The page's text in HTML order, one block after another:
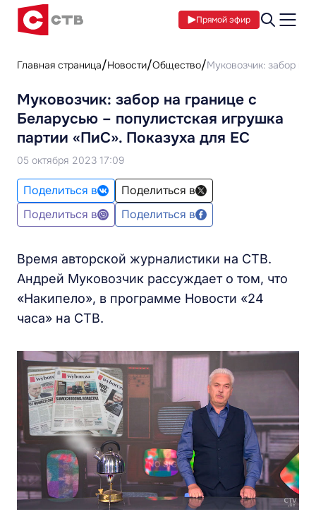
Прямой эфир
Главная страница Новости Общество Муковозчик: забор на
Муковозчик: забор на границе с
Беларусью – популистская игрушка
партии «ПиС». Показуха для ЕС
05 октября 2023 17:09
Поделиться в
Поделиться в
Поделиться в
Поделиться в
Время авторской журналистики на СТВ.
Андрей Муковозчик рассуждает о том, что
«Накипело», в программе Новости «24
часа» на СТВ.